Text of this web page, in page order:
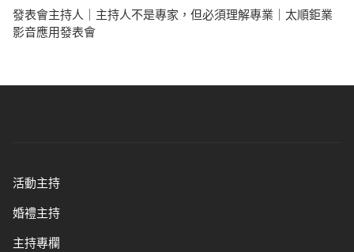
發表會主持人｜主持人不是專家，但必須理解專業｜太順鉅業
影音應用發表會
活動主持
婚禮主持
主持專欄